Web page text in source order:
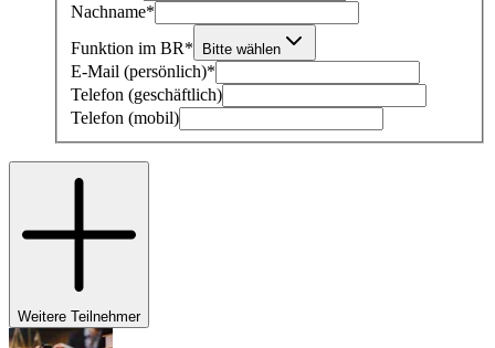
Nachname*
Funktion im BR* Bitte wählen
E-Mail (persönlich)*
Telefon (geschäftlich)
Telefon (mobil)
Weitere Teilnehmer